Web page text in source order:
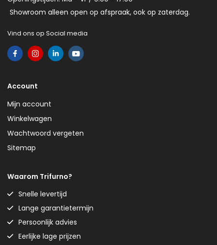
Showroom alleen open op afspraak, ook op zaterdag.
Vind ons op Social media
Account
Mijn account
Winkelwagen
Wachtwoord vergeten
Sitemap
Waarom Trifurno?
Snelle levertijd
Lange garantietermijn
Persoonlijk advies
Eerlijke lage prijzen